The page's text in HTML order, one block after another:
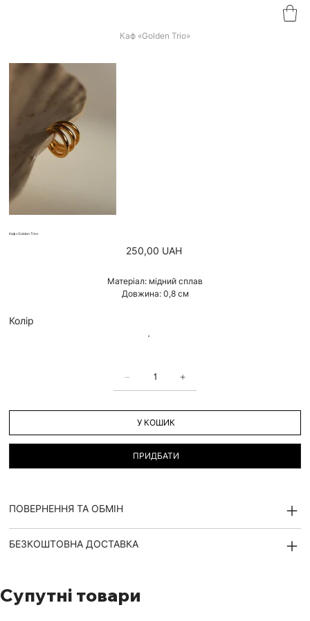
Каф «Golden Trio»
Каф «Golden Trio»
Ціна
250,00 UAH
Матеріал: мідний сплав
Довжина: 0,8 см
Колір
У КОШИК
ПРИДБАТИ
ПОВЕРНЕННЯ ТА ОБМІН
БЕЗКОШТОВНА ДОСТАВКА
Супутні товари